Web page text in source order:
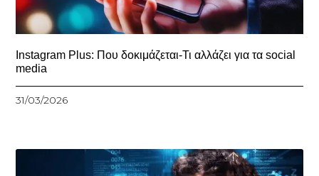
Instagram Plus: Που δοκιμάζεται-Τι αλλάζει για τα social
media
31/03/2026